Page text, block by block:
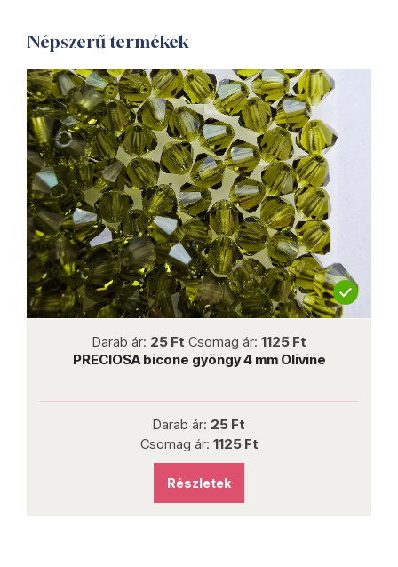
Népszerű termékek
Darab ár: 25 Ft Csomag ár: 1125 Ft
PRECIOSA bicone gyöngy 4 mm Olivine
Darab ár: 25 Ft
Csomag ár: 1125 Ft
Részletek